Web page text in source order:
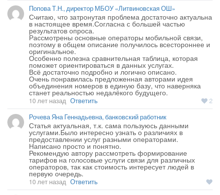
Попова Т.Н., директор МБОУ «Литвиновская ОШ»
Считаю, что затронутая проблема достаточно актуальна
в настоящее время.Согласна с большей частью
результатов опроса.
Рассмотрены основные операторы мобильной связи,
поэтому в общем описание получилось всестороннее и
оригинальное.
Особенно полезна сравнительная таблица, которая
поможет ориентироваться в данных услугах.
Всё достаточно подробно и логично описано.
Очень понравилась предложенная авторами идея
объединения номеров в единую базу, что наверняка
2
10 лет назад Ответить
Рочева Яна Геннадьевна, банковский работник
Статья актуальная, т.к. сама пользуюсь данными
услугами.Было интересно узнать о различиях в
предоставлении услуг разными операторами.
Написано просто и понятно.
Рекомендую автору рассмотреть формирование
тарифов на голосовые услуги связи для различных
операторов, так как стоимость интересует людей в
10 лет назад Ответить